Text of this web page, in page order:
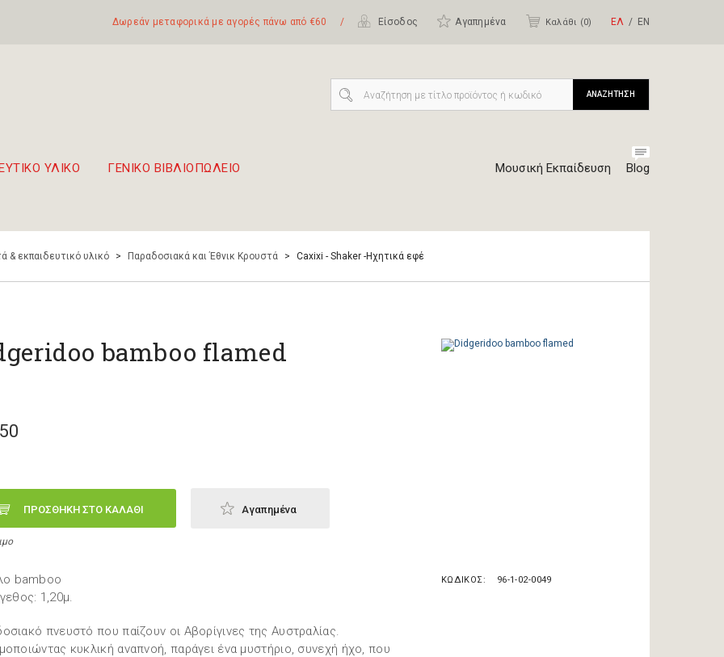
Δωρεάν μεταφορικά με αγορές πάνω από €60 / Είσοδος Αγαπημένα Καλάθι (0) ΕΛ ΕΝ
ΥΛΙΚΟ ΓΕΝΙΚΟ ΒΙΒΛΙΟΠΩΛΕΙΟ Μουσική Εκπαίδευση Blog
ΑΝΑΖΗΤΗΣΗ
& εκπαιδευτικό υλικό > Παραδοσιακά και Έθνικ Κρουστά > Caxixi - Shaker -Ηχητικά εφέ
bamboo flamed
ΠΡΟΣΘΗΚΗ ΣΤΟ ΚΑΛΑΘΙ Αγαπημένα
bamboo
1,20μ.
πνευστό που παίζουν οι Αβορίγινες της Αυστραλίας.
κυκλική αναπνοή, παράγει ένα μυστήριο, συνεχή ήχο, που
ΚΩΔΙΚΟΣ 96-1-02-0049